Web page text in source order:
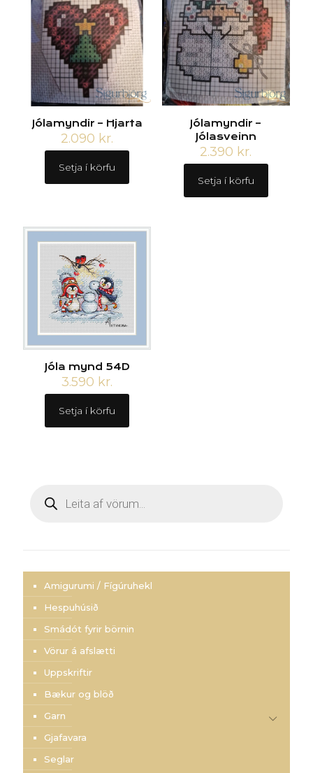
Jólamyndir – Hjarta
2.090 kr.
Setja í körfu
Jólamyndir –
Jólasveinn
2.390 kr.
Setja í körfu
Jóla mynd 54D
3.590 kr.
Setja í körfu
search
Amigurumi / Fígúruhekl
Hespuhúsið
Smádót fyrir börnin
Vörur á afslætti
Uppskriftir
Bækur og blöð
Garn
Gjafavara
Seglar